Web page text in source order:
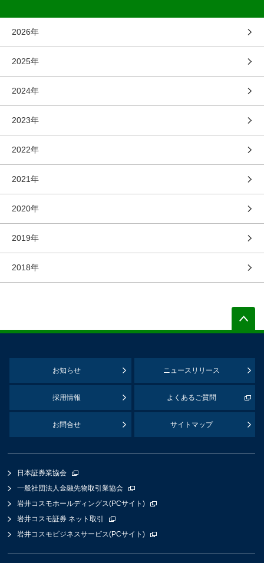
2026年
2025年
2024年
2023年
2022年
2021年
2020年
2019年
2018年
お知らせ ニュースリリース
採用情報 よくあるご質問
お問合せ サイトマップ
日本証券業協会
一般社団法人金融先物取引業協会
岩井コスモホールディングス(PCサイト)
岩井コスモ証券 ネット取引
岩井コスモビジネスサービス(PCサイト)